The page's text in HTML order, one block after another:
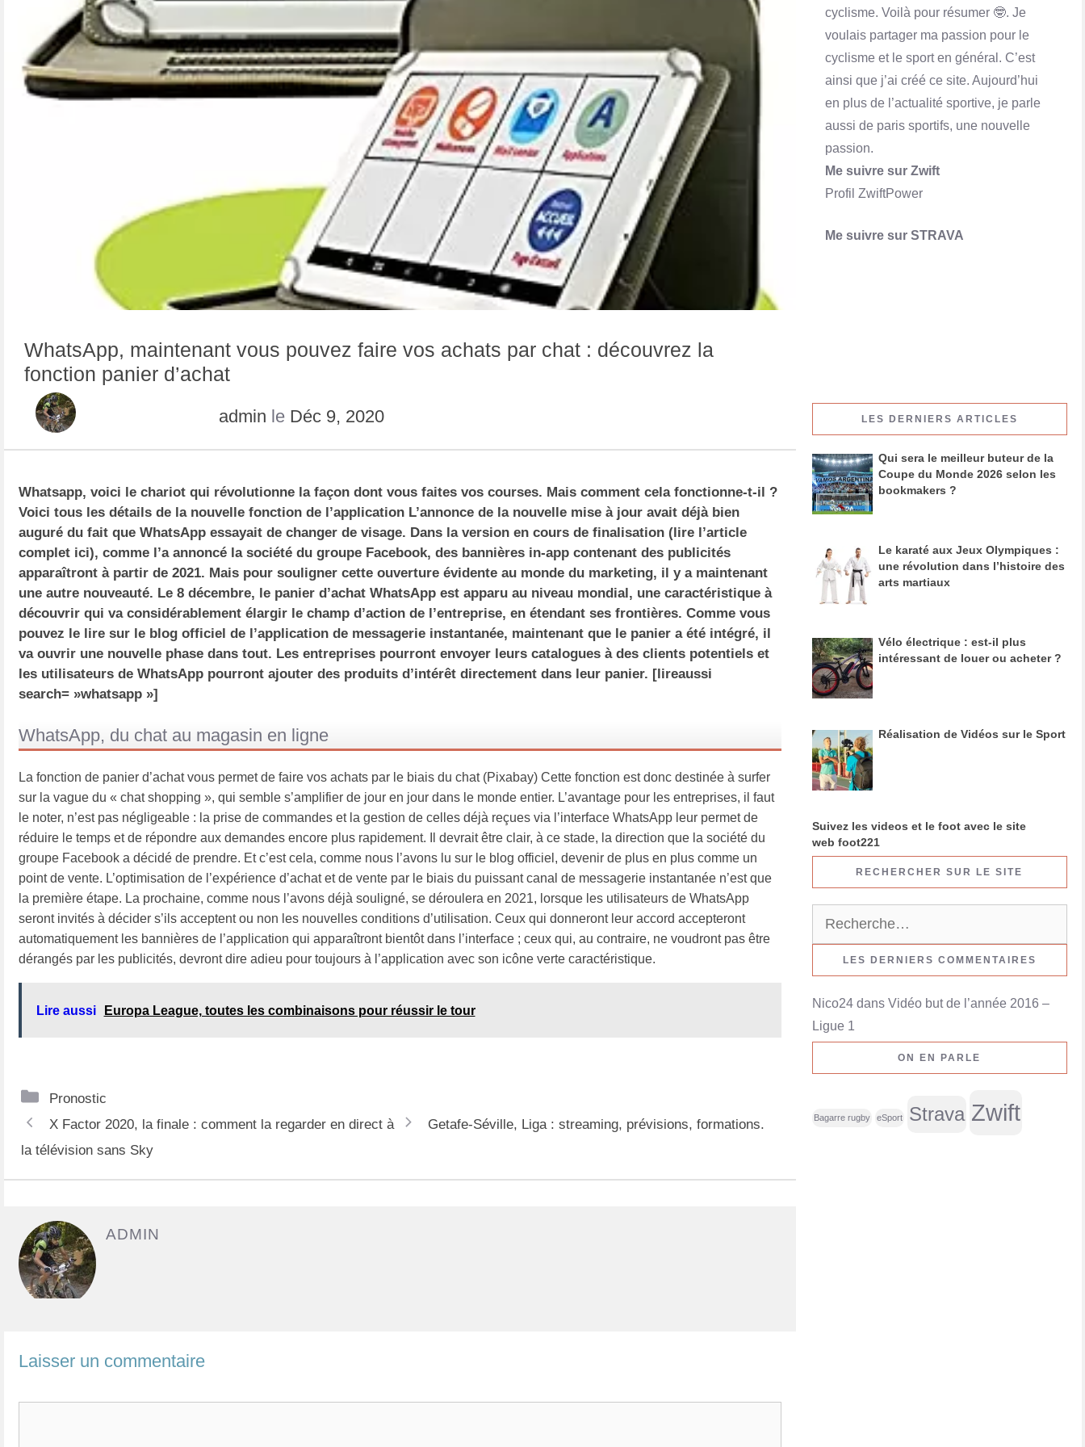
Qu'est-ce que Skrill ? Comment ça marche?
En savoir plus
WhatsApp, maintenant vous pouvez faire vos achats par chat : découvrez la
fonction panier d’achat
admin le Déc 9, 2020
Whatsapp, voici le chariot qui révolutionne la façon dont vous faites vos courses. Mais comment cela fonctionne-t-il ?
Voici tous les détails de la nouvelle fonction de l’application L’annonce de la nouvelle mise à jour avait déjà bien
auguré du fait que WhatsApp essayait de changer de visage. Dans la version en cours de finalisation (lire l’article
complet ici), comme l’a annoncé la société du groupe Facebook, des bannières in-app contenant des publicités
apparaîtront à partir de 2021. Mais pour souligner cette ouverture évidente au monde du marketing, il y a maintenant
une autre nouveauté. Le 8 décembre, le panier d’achat WhatsApp est apparu au niveau mondial, une caractéristique à
découvrir qui va considérablement élargir le champ d’action de l’entreprise, en étendant ses frontières. Comme vous
pouvez le lire sur le blog officiel de l’application de messagerie instantanée, maintenant que le panier a été intégré, il
va ouvrir une nouvelle phase dans tout. Les entreprises pourront envoyer leurs catalogues à des clients potentiels et
les utilisateurs de WhatsApp pourront ajouter des produits d’intérêt directement dans leur panier. [lireaussi
search= »whatsapp »]
WhatsApp, du chat au magasin en ligne
La fonction de panier d’achat vous permet de faire vos achats par le biais du chat (Pixabay) Cette fonction est donc destinée à surfer
sur la vague du « chat shopping », qui semble s’amplifier de jour en jour dans le monde entier. L’avantage pour les entreprises, il faut
le noter, n’est pas négligeable : la prise de commandes et la gestion de celles déjà reçues via l’interface WhatsApp leur permet de
réduire le temps et de répondre aux demandes encore plus rapidement. Il devrait être clair, à ce stade, la direction que la société du
groupe Facebook a décidé de prendre. Et c’est cela, comme nous l’avons lu sur le blog officiel, devenir de plus en plus comme un
point de vente. L’optimisation de l’expérience d’achat et de vente par le biais du puissant canal de messagerie instantanée n’est que
la première étape. La prochaine, comme nous l’avons déjà souligné, se déroulera en 2021, lorsque les utilisateurs de WhatsApp
seront invités à décider s’ils acceptent ou non les nouvelles conditions d’utilisation. Ceux qui donneront leur accord accepteront
automatiquement les bannières de l’application qui apparaîtront bientôt dans l’interface ; ceux qui, au contraire, ne voudront pas être
dérangés par les publicités, devront dire adieu pour toujours à l’application avec son icône verte caractéristique.
Lire aussi Europa League, toutes les combinaisons pour réussir le tour
C
a
t
é
o
r
i
e
Pronostic
N
a
v
a
t
n
e
X Factor 2020, la finale : comment la regarder en direct à
la télévision sans Sky
Getafe-Séville, Liga : streaming, prévisions, formations.
ADMIN
Laisser un commentaire
cyclisme. Voilà pour résumer 🤓. Je
voulais partager ma passion pour le
cyclisme et le sport en général. C’est
ainsi que j’ai créé ce site. Aujourd’hui
en plus de l’actualité sportive, je parle
aussi de paris sportifs, une nouvelle
passion.
Me suivre sur Zwift
Profil ZwiftPower
Me suivre sur STRAVA
LES DERNIERS ARTICLES
Qui sera le meilleur buteur de la
Coupe du Monde 2026 selon les
bookmakers ?
Le karaté aux Jeux Olympiques :
une révolution dans l’histoire des
arts martiaux
Vélo électrique : est-il plus
intéressant de louer ou acheter ?
Réalisation de Vidéos sur le Sport
Suivez les videos et le foot avec le site
web foot221
RECHERCHER SUR LE SITE
e
r
h
r
LES DERNIERS COMMENTAIRES
Nico24dans Vidéo but de l’année 2016 –
Ligue 1
ON EN PARLE
Bagarre rugby eSport Strava Zwift